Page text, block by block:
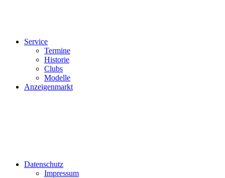
Service
Termine
Historie
Clubs
Modelle
Anzeigenmarkt
Datenschutz
Impressum